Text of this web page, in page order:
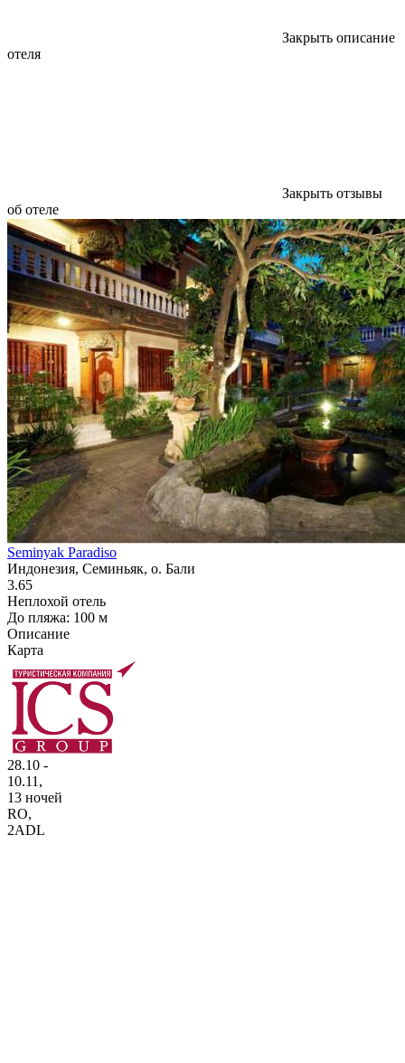
Закрыть описание
отеля
Закрыть отзывы
об отеле
Seminyak Paradiso
Индонезия, Семиньяк, о. Бали
3.65
Неплохой отель
До пляжа: 100 м
Описание
Карта
28.10 -
10.11,
13 ночей
RO,
2ADL